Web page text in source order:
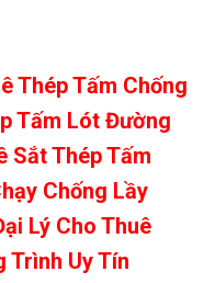
có CO-CQ rõ
bằng máy CNC
máy chấn thủy lực
công nghệ TIG
Thép Tấm Chống
Tấm Lót Đường
Sắt Thép Tấm
Chống Lầy
Lý Cho Thuê
Trình Uy Tín